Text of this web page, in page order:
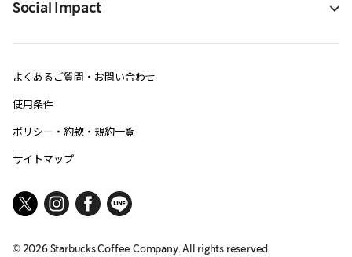
Social Impact
よくあるご質問・お問い合わせ
使用条件
ポリシー・約款・規約一覧
サイトマップ
© 2026Starbucks Coffee Company. All rights reserved.